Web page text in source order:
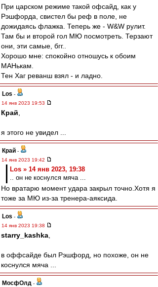
При царском режиме такой офсайд, как у
Рэшфорда, свистел бы реф в поле, не
дожидаясь флажка. Теперь же - W&W рулит.
Там бы и второй гол МЮ посмотреть. Терзают
они, эти самые, бгг..
Хорошо мне: спокойно отношусь к обоим
МАНькам.
Тен Хаг реванш взял - и ладно.
Los -
14 янв 2023 19:53
Край
я этого не увидел ...
Край -
14 янв 2023 19:42
Los » 14 янв 2023, 19:38
.. он не коснулся мяча ...
Но вратарю момент удара закрыл точно.Хотя я
тоже за МЮ из-за тренера-аяксида.
Los -
14 янв 2023 19:38
starry_kashka
в оффсайде был Рэшфорд, но похоже, он не
коснулся мяча ...
МосфОлд -